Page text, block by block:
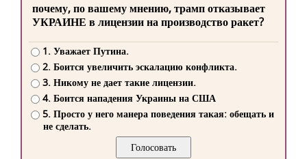
почему, по вашему мнению, трамп отказывает
УКРАИНЕ в лицензии на производство ракет?
1. Уважает Путина.
2. Боится увеличить эскалацию конфликта.
3. Никому не дает такие лицензии.
4. Боится нападения Украины на США
5. Просто у него манера поведения такая: обещать и
не сделать.